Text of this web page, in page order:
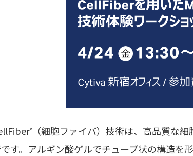
®
（細胞ファイバ）技術は、高品質な
す。アルギン酸ゲルでチューブ状の構造を